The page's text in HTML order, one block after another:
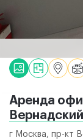
Аренда
Вернадский
г Москва, пр-кт